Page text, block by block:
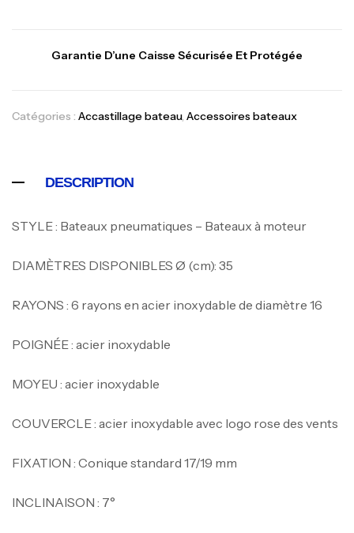
Garantie D’une Caisse Sécurisée Et Protégée
Catégories : Accastillage bateau, Accessoires bateaux
DESCRIPTION
STYLE : Bateaux pneumatiques – Bateaux à moteur
DIAMÈTRES DISPONIBLES Ø (cm): 35
RAYONS : 6 rayons en acier inoxydable de diamètre 16
POIGNÉE : acier inoxydable
MOYEU : acier inoxydable
COUVERCLE : acier inoxydable avec logo rose des vents
FIXATION : Conique standard 17/19 mm
INCLINAISON : 7°
1.83m 120/250gr 30kg
د.ت340,000
Expanded
د.ت378,000